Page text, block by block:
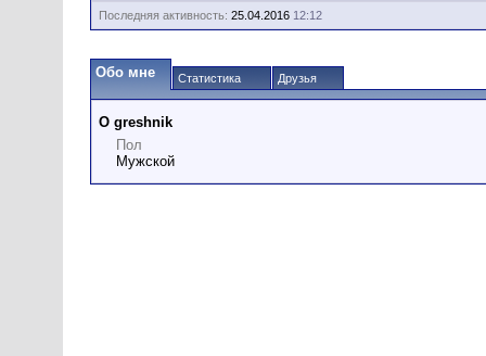
Последняя активность: 25.04.2016 12:12
Обо мне Статистика Друзья
О greshnik
Пол
Мужской